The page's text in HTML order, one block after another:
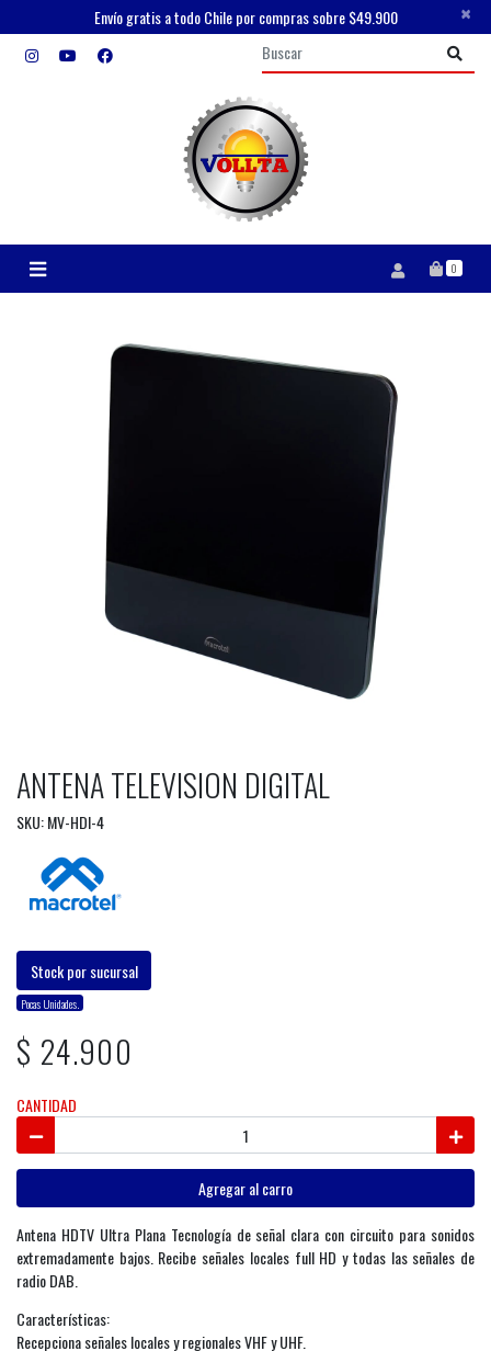
Envío gratis a todo Chile por compras sobre $49.900 ×
0
ANTENA TELEVISION DIGITAL
SKU: MV-HDI-4
Stock por sucursal
Pocas Unidades.
$ 24.900
CANTIDAD
Agregar al carro
Antena HDTV Ultra Plana Tecnología de señal clara con circuito para sonidos
extremadamente bajos. Recibe señales locales full HD y todas las señales de
radio DAB.
Características:
Recepciona señales locales y regionales VHF y UHF.